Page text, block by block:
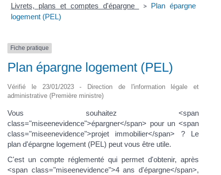
Livrets, plans et comptes d'épargne >
Plan épargne
logement (PEL)
Fiche pratique
Plan épargne logement (PEL)
Vérifié le 23/01/2023 - Direction de l'information légale et
administrative (Première ministre)
Vous souhaitez <span
class="miseenevidence">épargner</span> pour un <span
class="miseenevidence">projet immobilier</span> ? Le
plan d'épargne logement (PEL) peut vous être utile.
C'est un compte réglementé qui permet d'obtenir, après
<span class="miseenevidence">4 ans d'épargne</span>,